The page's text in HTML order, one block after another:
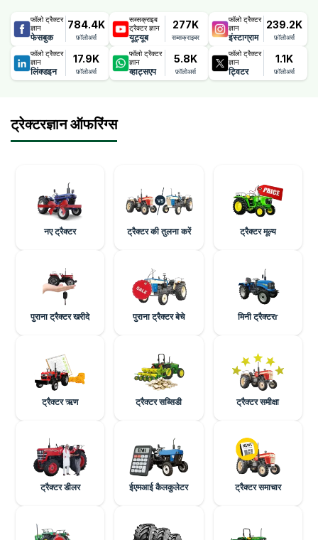
फॉलो ट्रैक्टर
ज्ञान
फेसबुक
784.4K
फ़ॉलोअर्स
सब्सक्राइब
ट्रैक्टर ज्ञान
यूट्यूब
277K
सब्सक्राइबर
फॉलो ट्रैक्टर
ज्ञान
इंस्टाग्राम
239.2K
फ़ॉलोअर्स
फॉलो ट्रैक्टर
ज्ञान
लिंक्डइन
17.9K
फ़ॉलोअर्स
फॉलो ट्रैक्टर
ज्ञान
व्हाट्सएप
5.8K
फ़ॉलोअर्स
फॉलो ट्रैक्टर
ज्ञान
ट्विटर
1.1K
फ़ॉलोअर्स
ट्रेक्टरज्ञान ऑफरिंग्स
नए ट्रैक्टर ट्रैक्टर की तुलना करें ट्रैक्टर मूल्य
पुराना ट्रैक्टर खरीदे पुराना ट्रैक्टर बेचे मिनी ट्रैक्टरr
ट्रैक्टर ऋण ट्रैक्टर सब्सिडी ट्रैक्टर समीक्षा
ट्रैक्टर डीलर ईएमआई कैलकुलेटर ट्रैक्टर समाचार